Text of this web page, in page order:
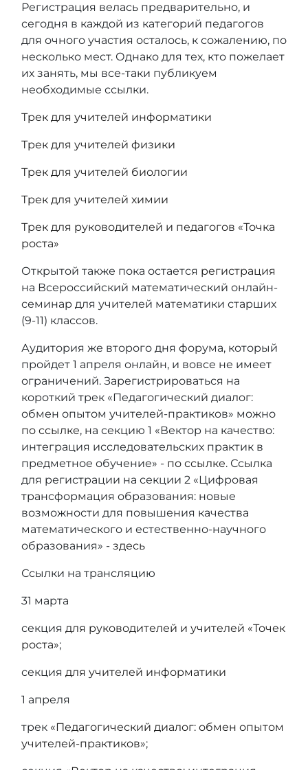
Регистрация велась предварительно, и
сегодня в каждой из категорий педагогов
для очного участия осталось, к сожалению, по
несколько мест. Однако для тех, кто пожелает
их занять, мы все-таки публикуем
необходимые ссылки.
Трек для учителей информатики
Трек для учителей физики
Трек для учителей биологии
Трек для учителей химии
Трек для руководителей и педагогов «Точка
роста»
Открытой также пока остается регистрация
на Всероссийский математический онлайн-
семинар для учителей математики старших
(9-11) классов.
Аудитория же второго дня форума, который
пройдет 1 апреля онлайн, и вовсе не имеет
ограничений. Зарегистрироваться на
короткий трек «Педагогический диалог:
обмен опытом учителей‑практиков» можно
по ссылке, на секцию 1 «Вектор на качество:
интеграция исследовательских практик в
предметное обучение» - по ссылке. Ссылка
для регистрации на секции 2 «Цифровая
трансформация образования: новые
возможности для повышения качества
математического и естественно‑научного
образования» - здесь
Ссылки на трансляцию
31 марта
секция для руководителей и учителей «Точек
роста»;
секция для учителей информатики
1 апреля
трек «Педагогический диалог: обмен опытом
учителей‑практиков»;